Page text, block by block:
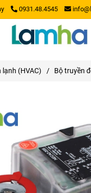
0931.48.4545
lạnh (HVAC) / Bộ truyền